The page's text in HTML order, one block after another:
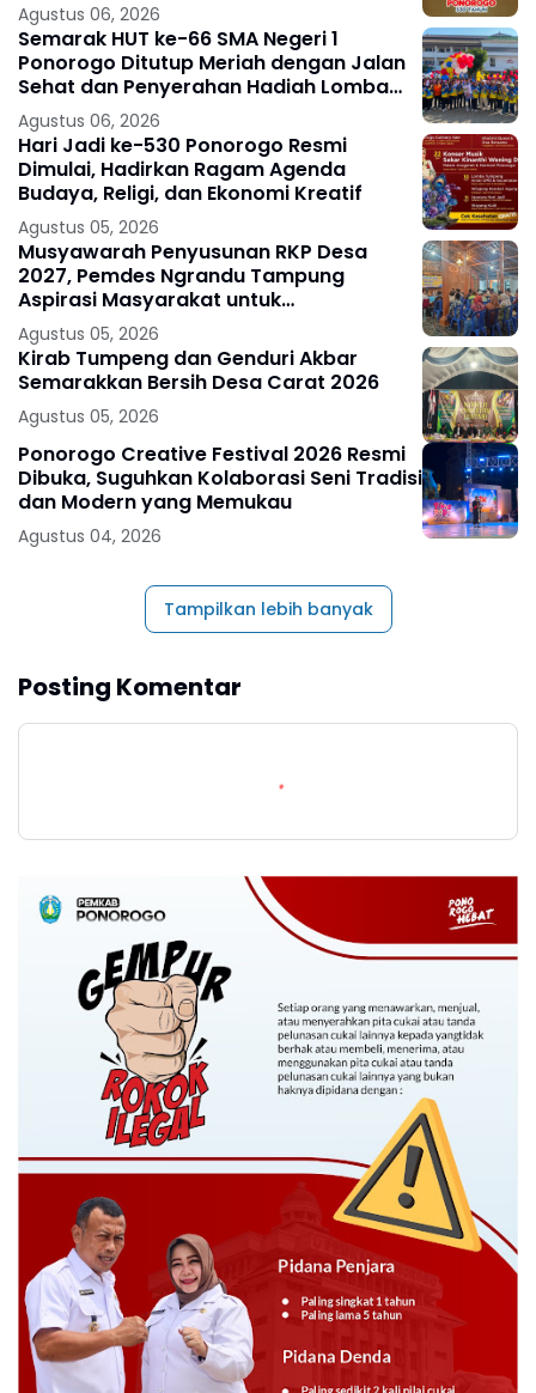
Agustus 06, 2026
Semarak HUT ke-66 SMA Negeri 1
Ponorogo Ditutup Meriah dengan Jalan
Sehat dan Penyerahan Hadiah Lomba
Ponorogo – Puncak peringatan Hari
Ulang
Agustus 06, 2026
Hari Jadi ke-530 Ponorogo Resmi
Dimulai, Hadirkan Ragam Agenda
Budaya, Religi, dan Ekonomi Kreatif
Agustus 05, 2026
Musyawarah Penyusunan RKP Desa
2027, Pemdes Ngrandu Tampung
Aspirasi Masyarakat untuk
Pembangunan Berkelanjutan
Agustus 05, 2026
Kirab Tumpeng dan Genduri Akbar
Semarakkan Bersih Desa Carat 2026
Agustus 05, 2026
Ponorogo Creative Festival 2026 Resmi
Dibuka, Suguhkan Kolaborasi Seni Tradisi
dan Modern yang Memukau
Agustus 04, 2026
Tampilkan lebih banyak
Posting Komentar